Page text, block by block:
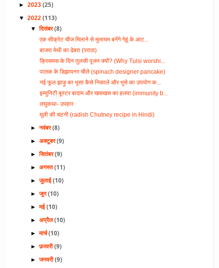
►2023(25)
▼2022(113)
▼दिसंबर(8)
एक सीक्रेट चीज मिलाने से मुलायम बनेंगे गेहूं के आट...
बाजरा मेथी का ढेबरा (पराठा)
क्रिसमस के दिन तुलसी पूजन क्यों? (Why Tulsi worshi...
पालक के डिझायनर चीले (spinach designer pancake)
नई फूल झाड़ू का भूसा कैसे निकाले और भुसे का उपयोग क...
इम्युनिटी बूस्टर बादाम और खसखस का हलवा (immunity b...
लघुकथा- उपहार
मूली की चटनी (radish Chutney recipe in Hindi)
►नवंबर(8)
►अक्टूबर(9)
►सितंबर(9)
►अगस्त(11)
►जुलाई(10)
►जून(10)
►मई(10)
►अप्रैल(10)
►मार्च(10)
►फ़रवरी(9)
►जनवरी(9)